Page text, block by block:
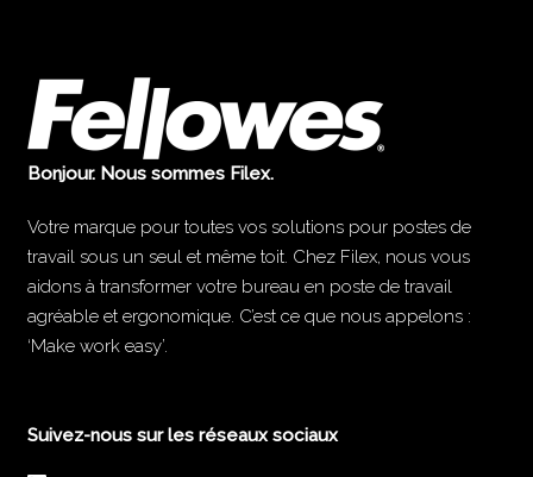
Bonjour. Nous sommes Filex.
Votre marque pour toutes vos solutions pour postes de
travail sous un seul et même toit. Chez Filex, nous vous
aidons à transformer votre bureau en poste de travail
agréable et ergonomique. C’est ce que nous appelons :
‘Make work easy’.
Suivez-nous sur les réseaux sociaux